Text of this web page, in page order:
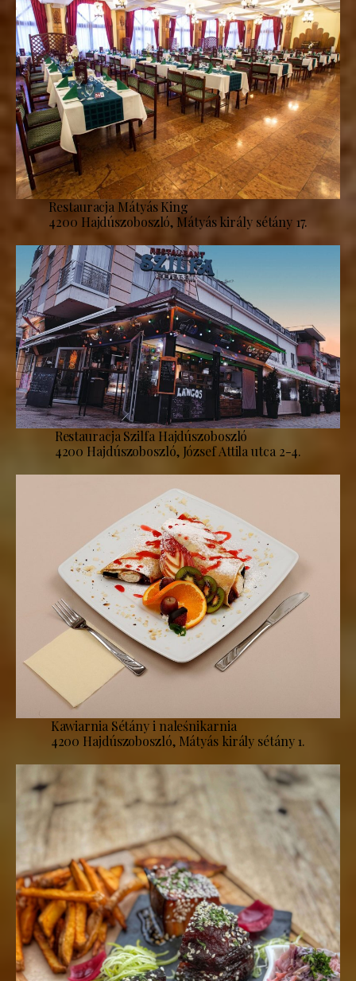
Restauracja Mátyás King
4200 Hajdúszoboszló, Mátyás király sétány 17.
Restauracja Szilfa Hajdúszoboszló
4200 Hajdúszoboszló, József Attila utca 2-4.
Kawiarnia Sétány i naleśnikarnia
4200 Hajdúszoboszló, Mátyás király sétány 1.